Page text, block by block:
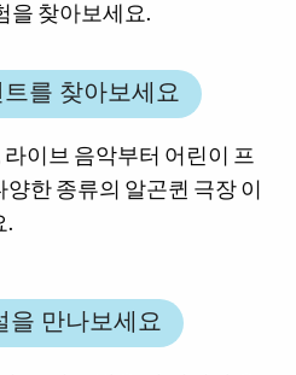
을 찾아보세요.
를 찾아보세요
이브 음악부터 어린이 프
한 종류의 알곤퀸 극장 이
.
을 만나보세요